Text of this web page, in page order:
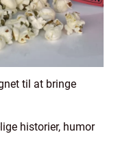
til at bringe
historier, humor